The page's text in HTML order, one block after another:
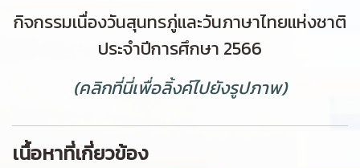
กิจกรรมเนื่องวันสุนทรภู่และวันภาษาไทยแห่งชาติ
ประจำปีการศึกษา 2566
(คลิกที่นี่เพื่อลิ้งค์ไปยังรูปภาพ)
เนื้อหาที่เกี่ยวข้อง